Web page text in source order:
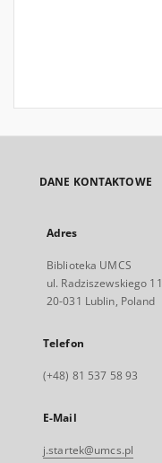
DANE KONTAKTOWE
Adres
Biblioteka UMCS
ul. Radziszewskiego 11
20-031 Lublin, Poland
Telefon
(+48) 81 537 58 93
E-Mail
j.startek@umcs.pl